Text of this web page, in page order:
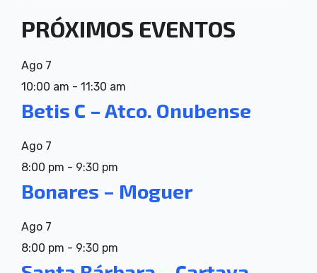
PRÓXIMOS EVENTOS
Ago 7
10:00 am - 11:30 am
Betis C – Atco. Onubense
Ago 7
8:00 pm - 9:30 pm
Bonares – Moguer
Ago 7
8:00 pm - 9:30 pm